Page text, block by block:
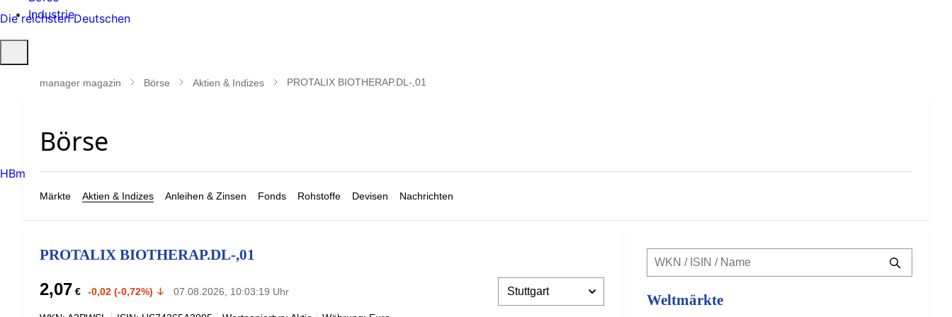
Industrie
öffnen
manager magazin Börse Aktien & Indizes PROTALIX BIOTHERAP.DL-,01
Märkte Aktien & Indizes Anleihen & Zinsen Fonds Rohstoffe Devisen Nachrichten
PROTALIX BIOTHERAP.DL-,01
2,07 € -0,02 (-0,72%) 07.08.2026, 10:03:19 Uhr
Weltmärkte
Die reichsten Deutschen
HBm